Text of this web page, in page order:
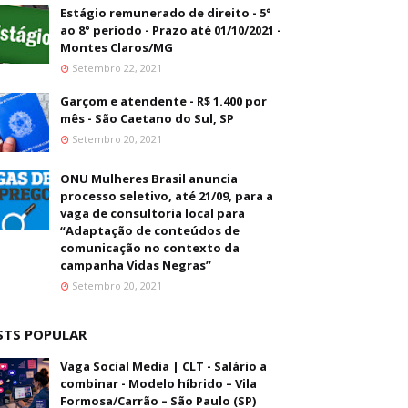
Estágio remunerado de direito - 5°
ao 8° período - Prazo até 01/10/2021 -
Montes Claros/MG
Setembro 22, 2021
Garçom e atendente - R$ 1.400 por
mês - São Caetano do Sul, SP
Setembro 20, 2021
ONU Mulheres Brasil anuncia
processo seletivo, até 21/09, para a
vaga de consultoria local para
“Adaptação de conteúdos de
comunicação no contexto da
campanha Vidas Negras”
Setembro 20, 2021
POPULAR
Vaga Social Media | CLT - Salário a
combinar - Modelo híbrido – Vila
Formosa/Carrão – São Paulo (SP)